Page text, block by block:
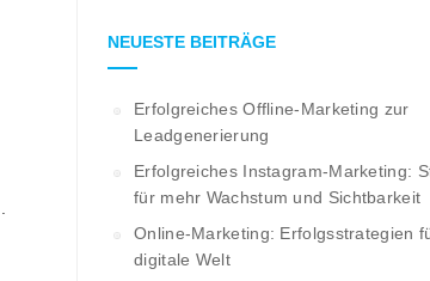
NEUESTE BEITRÄGE
Erfolgreiches Offline-Marketing zur
Leadgenerierung
Erfolgreiches Instagram-Marketing:
für mehr Wachstum und Sichtbarkeit
Online-Marketing: Erfolgsstrategien
digitale Welt